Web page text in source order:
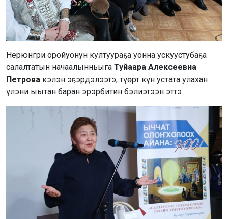
Нерюнгри оройуонун култуураҕа уонна ускуустубаҕа
салалтатын начаалынньыга Туйаара Алексеевна
Петрова кэлэн эҕэрдэлээтэ, түөрт күн устата улахан
үлэни ыытан баран эрэрбитин бэлиэтээн эттэ.